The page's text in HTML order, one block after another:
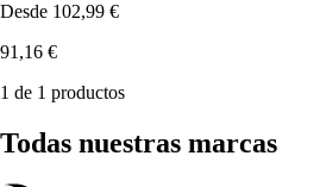
Desde 102,99 €
91,16 €
1 de 1 productos
Todas nuestras marcas